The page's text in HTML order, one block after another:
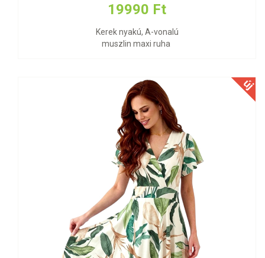
19990 Ft
Kerek nyakú, A-vonalú
muszlin maxi ruha